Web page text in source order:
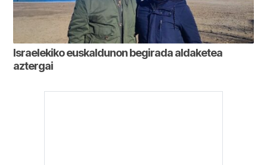
Israelekiko euskaldunon begirada aldaketea
aztergai